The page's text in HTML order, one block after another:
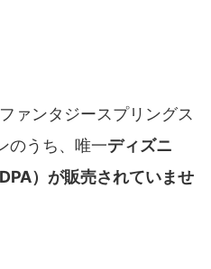
ァンタジースプリングス
のうち、唯一ディズニ
）が販売されていませ